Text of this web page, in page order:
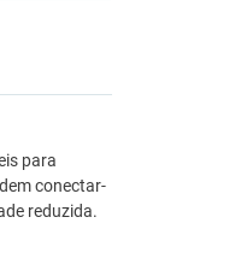
para
conectar-
reduzida.